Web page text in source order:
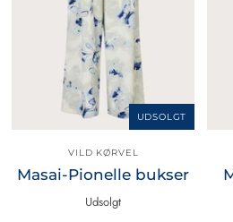
UDSOLGT
VILD KØRVEL
Masai-Pionelle bukser
Udsolgt